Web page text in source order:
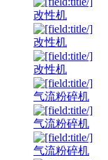
改性机
改性机
改性机
气流粉碎机
气流粉碎机
气流粉碎机